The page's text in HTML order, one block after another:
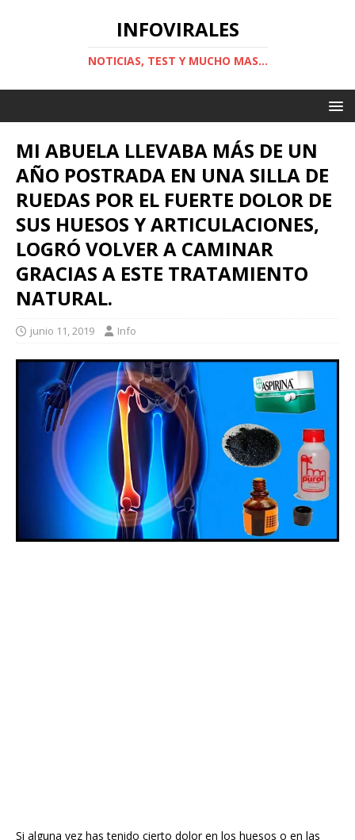
INFOVIRALES
NOTICIAS, TEST Y MUCHO MAS...
MI ABUELA LLEVABA MÁS DE UN
AÑO POSTRADA EN UNA SILLA DE
RUEDAS POR EL FUERTE DOLOR DE
SUS HUESOS Y ARTICULACIONES,
LOGRÓ VOLVER A CAMINAR
GRACIAS A ESTE TRATAMIENTO
NATURAL.
junio 11, 2019 Info
Si alguna vez has tenido cierto dolor en los huesos o en las